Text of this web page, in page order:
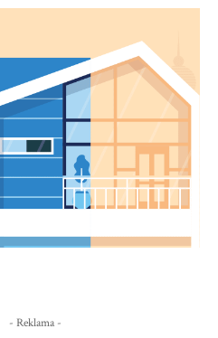
- Reklama -